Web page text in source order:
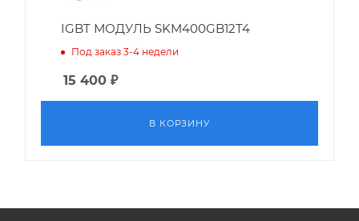
IGBT МОДУЛЬ SKM400GB12T4
Под заказ 3-4 недели
15 400 ₽
В КОРЗИНУ